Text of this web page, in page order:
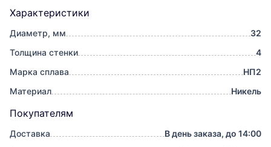
Характеристики
Диаметр, мм
32
Толщина стенки
4
Марка сплава
НП2
Материал
Никель
Покупателям
Доставка
В день заказа, до 14:00